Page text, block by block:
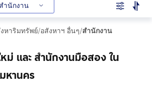
สำนักงาน
หาริมทรัพย์/อสังหาฯ อื่นๆ/สำนักงาน
ม่ และ สำนักงานมือสอง ใน
หานคร